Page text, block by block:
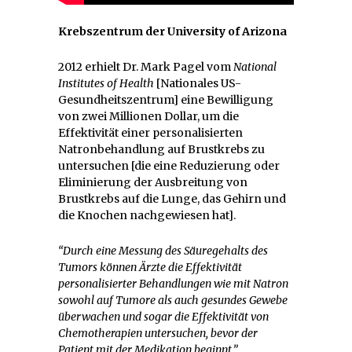
Krebszentrum der University of Arizona
2012 erhielt Dr. Mark Pagel vomNational
Institutes of Health [Nationales US-
Gesundheitszentrum] eine Bewilligung
von zwei Millionen Dollar, um die
Effektivität einer personalisierten
Natronbehandlung auf Brustkrebs zu
untersuchen [die eine Reduzierung oder
Eliminierung der Ausbreitung von
Brustkrebs auf die Lunge, das Gehirn und
die Knochen nachgewiesen hat].
“Durch eine Messung des Säuregehalts des
Tumors können Ärzte die Effektivität
personalisierter Behandlungen wie mit Natron
sowohl auf Tumore als auch gesundes Gewebe
überwachen und sogar die Effektivität von
Chemotherapien untersuchen, bevor der